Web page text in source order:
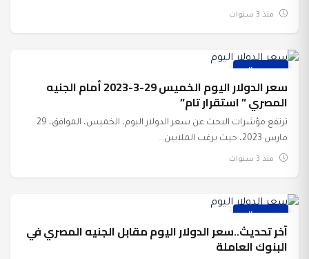
منذ 3 سنوات
عرب وعالم
سعر الدولار اليوم الخميس 29-3-2023 أمام الجنيه
المصري ” استقرار تام”
ترتفع مؤشرات البحث عن سعر الدولار اليوم، الخميس، الموافق، 29
مارس 2023، حيث يرغب الملايين...
منذ 3 سنوات
عرب وعالم
آخر تحديث..سعر الدولار اليوم مقابل الجنيه المصري في
البنوك العاملة